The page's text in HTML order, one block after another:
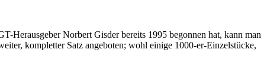
Herausgeber Norbert Gisder bereits 1995 begonnen hat, kann man
kompletter Satz angeboten; wohl einige 1000-er-Einzelstücke,